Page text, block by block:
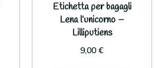
Etichetta per bagagli
Lena l’unicorno –
Lilliputiens
9,00 €